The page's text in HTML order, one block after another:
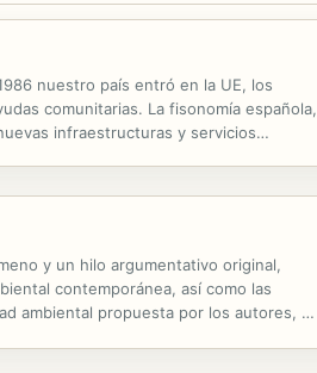
nuestro país entró en la UE, los
comunitarias. La fisonomía española,
infraestructuras y servicios
y un hilo argumentativo original,
contemporánea, así como las
ambiental propuesta por los autores, es